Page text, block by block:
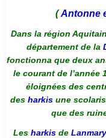
(Antonne
Dans la région
département de la
fonctionna que deux
le courant de l’année
éloignées des
des harkis une
que des
Les harkis de Lanmary